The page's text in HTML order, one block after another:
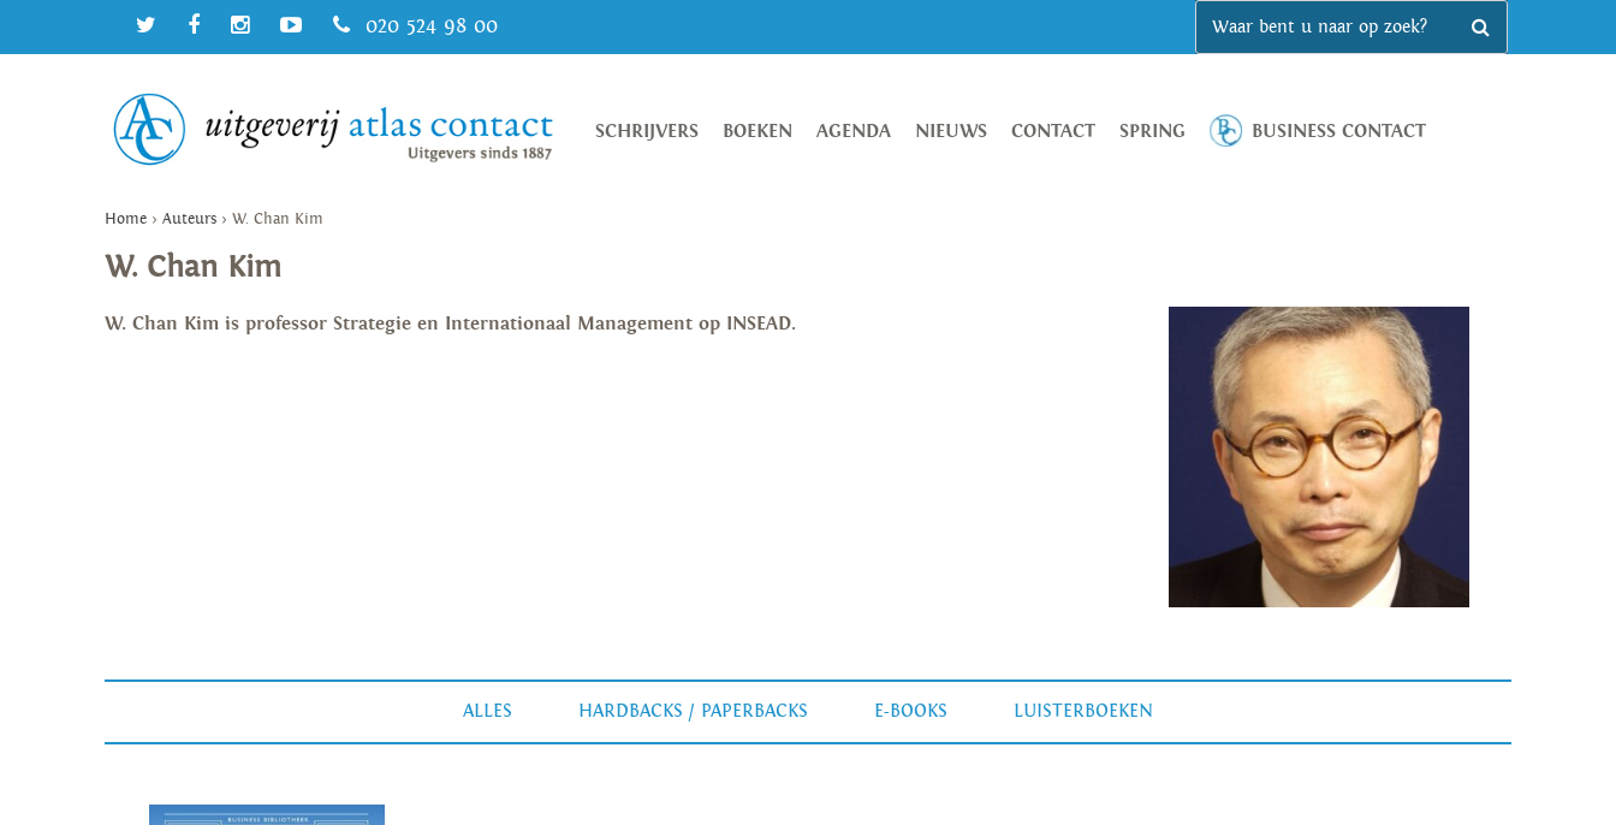
020 524 98 00
SCHRIJVERS BOEKEN AGENDA NIEUWS CONTACT SPRING BUSINESS CONTACT
Home > Auteurs > W. Chan Kim
W. Chan Kim
W. Chan Kim is professor Strategie en Internationaal Management op INSEAD.
ALLES HARDBACKS / PAPERBACKS E-BOOKS LUISTERBOEKEN